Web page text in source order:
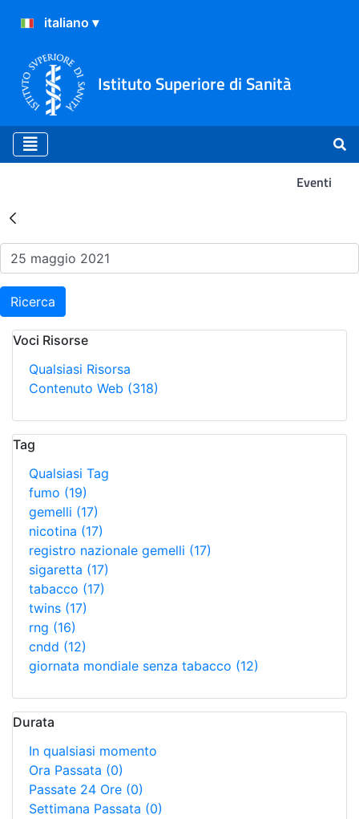
Istituto Superiore di Sanità
Eventi
Risultati della Ricerca -
Ricerca
Voci Risorse
Qualsiasi Risorsa
Contenuto Web (318)
Tag
Qualsiasi Tag
fumo (19)
gemelli (17)
nicotina (17)
registro nazionale gemelli (17)
sigaretta (17)
tabacco (17)
twins (17)
rng (16)
cndd (12)
giornata mondiale senza tabacco (12)
Durata
In qualsiasi momento
Ora Passata (0)
Passate 24 Ore (0)
Settimana Passata (0)